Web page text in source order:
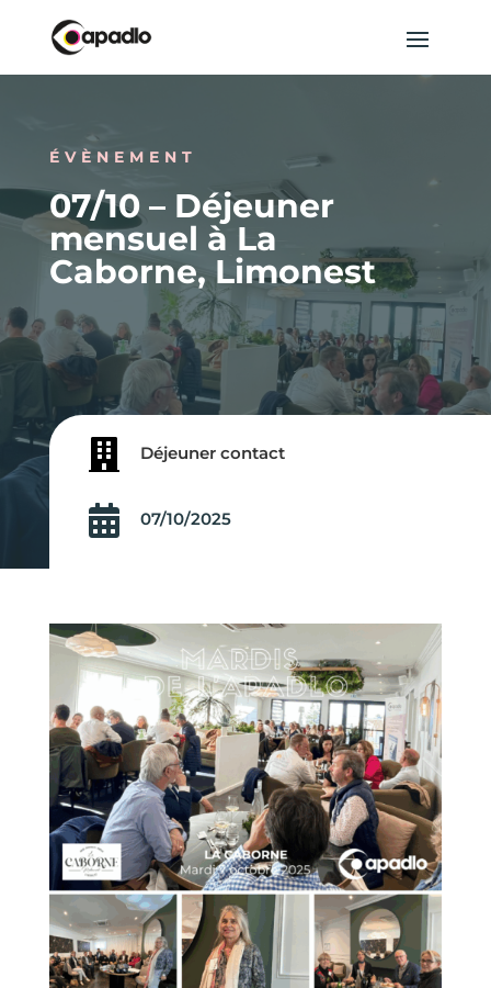
ÉVÈNEMENT
07/10 – Déjeuner
mensuel à La
Caborne, Limonest
 Déjeuner contact
 07/10/2025